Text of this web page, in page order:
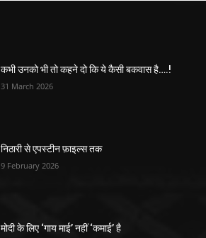
कभी उनको भी तो कहने दो कि ये कैसी बकवास है….!
31 March 2026
निठारी से एपस्टीन फ़ाइल्स तक
9 February 2026
मोदी के लिए ‘गाय माई’ नहीं ‘कमाई’ है